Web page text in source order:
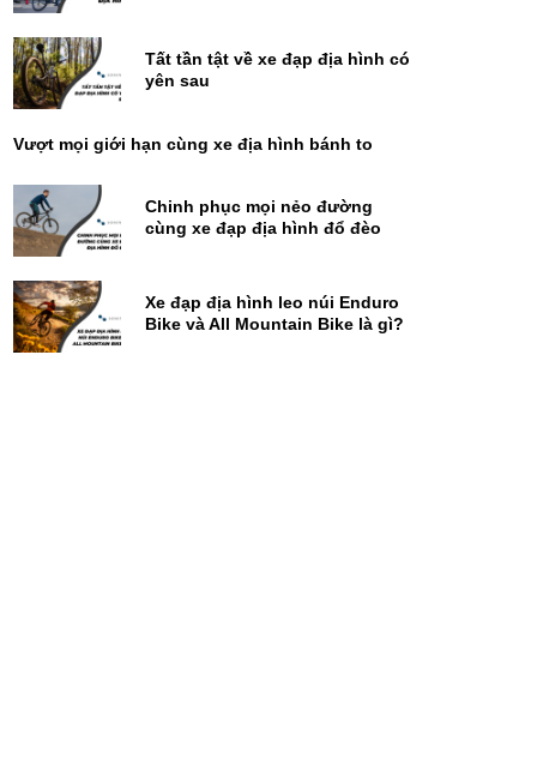
Tất tần tật về xe đạp địa hình có
yên sau
Vượt mọi giới hạn cùng xe địa hình bánh to
Chinh phục mọi nẻo đường
cùng xe đạp địa hình đổ đèo
Xe đạp địa hình leo núi Enduro
Bike và All Mountain Bike là gì?